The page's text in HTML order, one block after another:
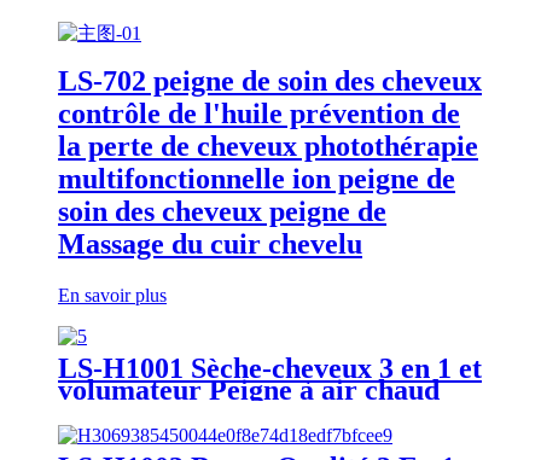
LS-702 peigne de soin des cheveux
contrôle de l'huile prévention de
la perte de cheveux photothérapie
multifonctionnelle ion peigne de
soin des cheveux peigne de
Massage du cuir chevelu
En savoir plus
LS-H1001 Sèche-cheveux 3 en 1 et
volumateur Peigne à air chaud
Sèche-cheveux professionnel en
une étape Sèche-cheveux